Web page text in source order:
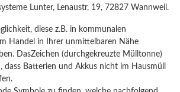
Lunter, Lenaustr, 19, 72827 Wannweil.
diese z.B. in kommunalen
Handel in Ihrer unmittelbaren Nähe
DasZeichen (durchgekreuzte Mülltonne)
dass Batterien und Akkus nicht im Hausmüll